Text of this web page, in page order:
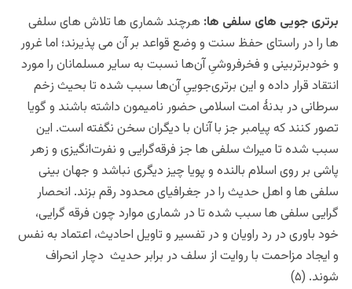
برتری جویی های سلفی ها: هرچند شماری ها تلاش های سلفی
ها را در راستای حفظ سنت و وضع قواعد بر آن می پذیرند؛ اما غرور
و خودبرتربینی و فخرفروشیِ آن‌ها نسبت به سایر مسلمانان را مورد
انتقاد قرار داده و این برتری‌جوییِ آن‌ها سبب شده تا بحیث زخم
سرطانی در بدنۀ امت اسلامی حضور نامیمون داشته باشند و گویا
تصور کنند که پیامبر جز با آنان با دیگران سخن نگفته است. این
سبب شده تا میراث سلفی ها جز فرقه‌گرایی و نفرت‌انگیزی و زهر
پاشی بر روی اسلام بالنده و پویا چیز دیگری نباشد و جهان بینی
سلفی ها و اهل حدیث را در جغرافیای محدود رقم بزند. انحصار
گرایی سلفی ها سبب شده تا در شماری موارد چون فرقه گرایی،
خود باوری در رد راویان و در تفسیر و تاویل احادیث، اعتماد به نفس
و ایجاد مزاحمت با روایت از سلف در برابر حدیث دچار انحراف
شوند. (۵)